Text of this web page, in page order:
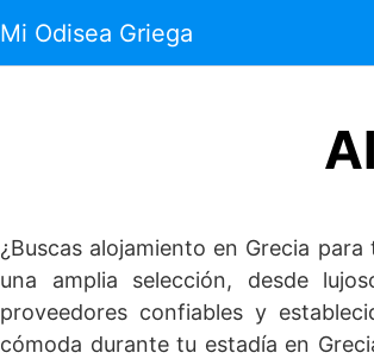
Mi Odisea Griega
¿Buscas alojamiento en Grecia
una amplia selección, desde
proveedores confiables y
cómoda durante tu estadía en